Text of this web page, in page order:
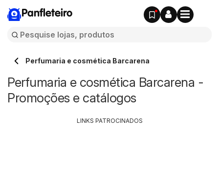
Panfleteiro
Perfumaria e cosmética Barcarena
Perfumaria e cosmética Barcarena -
Promoções e catálogos
LINKS PATROCINADOS